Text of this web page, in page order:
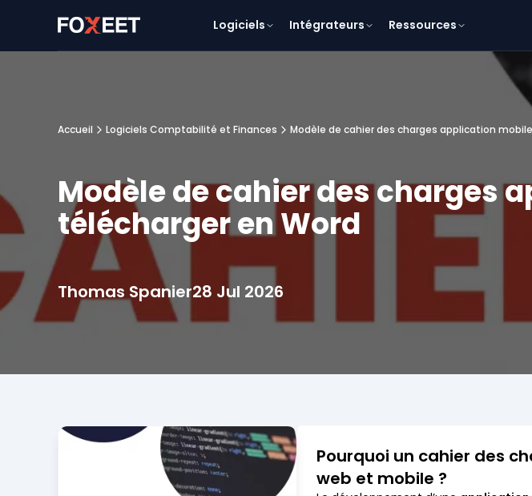
Logiciels Intégrateurs Ressources
Accueil Logiciels Comptabilité et Finances Modèle de cahier des charges application
Modèle de cahier des charges
télécharger en Word
Thomas Spanier28 Jul 2026
Pourquoi un cahier des
web et mobile ?